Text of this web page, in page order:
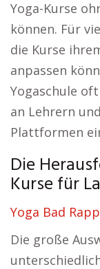
Yoga-Kurse
können. Für
die Kurse
anpassen
Yogaschule
an Lehrern
Plattformen
Die
Kurse für
Yoga Bad
Die große